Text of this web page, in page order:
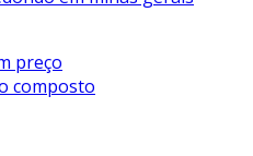
preço
composto